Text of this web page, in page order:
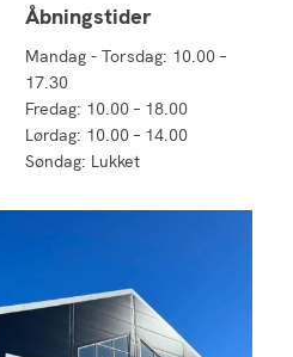
Åbningstider
Mandag - Torsdag: 10.00 –
17.30
Fredag: 10.00 – 18.00
Lørdag: 10.00 – 14.00
Søndag: Lukket